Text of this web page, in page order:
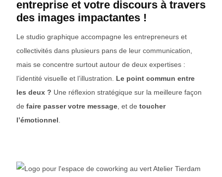
entreprise et votre discours à travers
des images impactantes !
Le studio graphique accompagne les entrepreneurs et
collectivités dans plusieurs pans de leur communication,
mais se concentre surtout autour de deux expertises :
l’identité visuelle et l’illustration. Le point commun entre
les deux ? Une réflexion stratégique sur la meilleure façon
de faire passer votre message, et de toucher
l’émotionnel.